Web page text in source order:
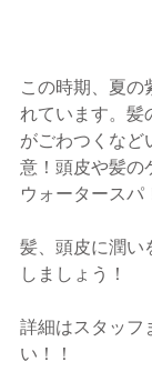
この時期、夏の
れています。髪
がごわつくなど
意！頭皮や髪の
ウォータースパ
髪、頭皮に潤い
しましょう！
詳細はスタッフ
い！！